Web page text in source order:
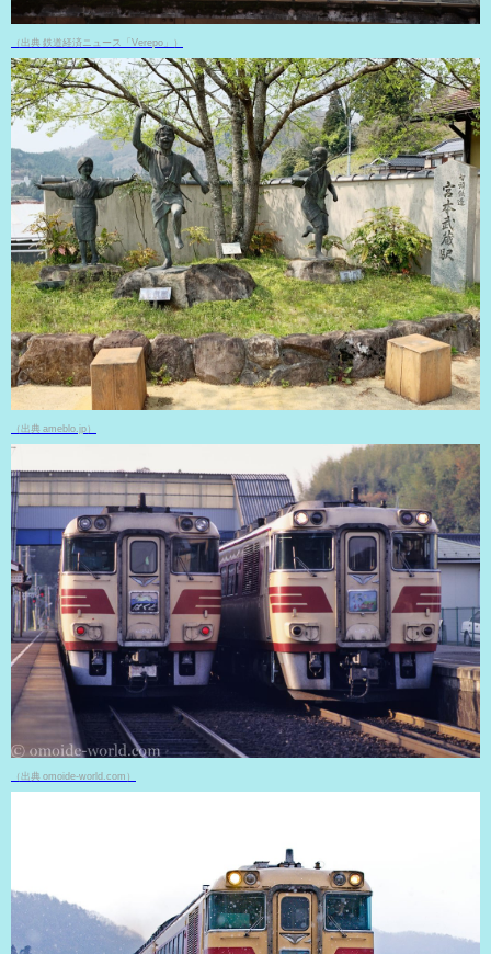
（出典 鉄道経済ニュース「Verepo」）
（出典 ameblo.jp）
（出典 omoide-world.com）